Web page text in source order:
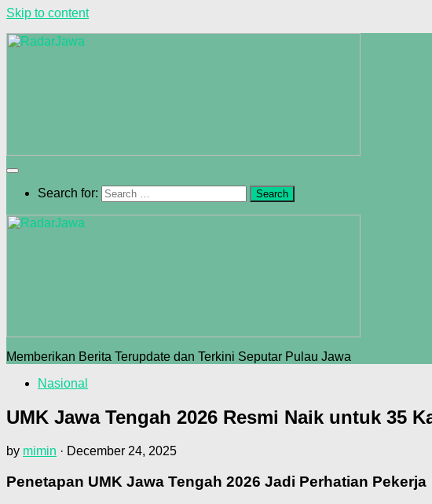
Skip to content
Search for:
Memberikan Berita Terupdate dan Terkini Seputar Pulau Jawa
Nasional
UMK Jawa Tengah 2026 Resmi Naik untuk 35
by mimin · December 24, 2025
Penetapan UMK Jawa Tengah 2026 Jadi Perhatian Pekerja